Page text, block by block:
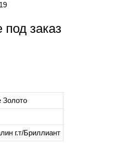
19
под заказ
Золото
г.т/Бриллиант